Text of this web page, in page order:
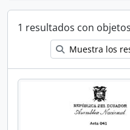
1 resultados con
Muestra los